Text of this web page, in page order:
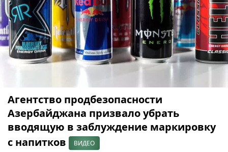
Агентство продбезопасности
Азербайджана призвало убрать
вводящую в заблуждение маркировку
с напитков
ВИДЕО